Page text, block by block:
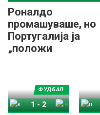
Роналдо
промашуваше, но
Португалија ја
„положи
генералката“ со
ФУДБАЛ
1 - 2